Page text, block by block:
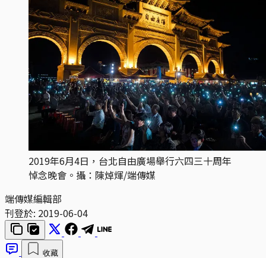
2019年6月4日，台北自由廣場舉行六四三十周年
悼念晚會。攝：陳焯煇/端傳媒
端傳媒編輯部
刊登於: 2019-06-04
收藏